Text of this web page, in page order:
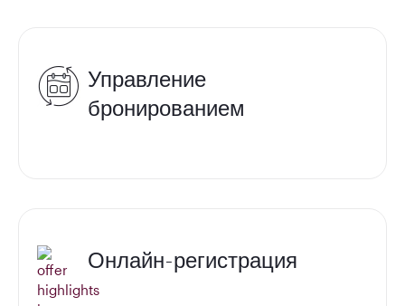
Управление
бронированием
Онлайн-регистрация